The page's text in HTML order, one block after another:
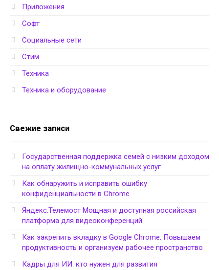
Приложения
Софт
Социальные сети
Стим
Техника
Техника и оборудование
Свежие записи
Государственная поддержка семей с низким доходом
на оплату жилищно-коммунальных услуг
Как обнаружить и исправить ошибку
конфиденциальности в Chrome
Яндекс.Телемост Мощная и доступная российская
платформа для видеоконференций
Как закрепить вкладку в Google Chrome: Повышаем
продуктивность и организуем рабочее пространство
Кадры для ИИ: кто нужен для развития